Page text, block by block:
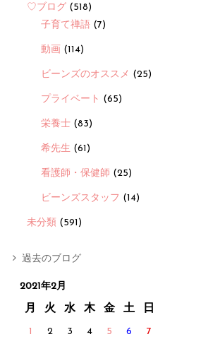
♡ブログ (518)
子育て禅語 (7)
動画 (114)
ビーンズのオススメ (25)
プライベート (65)
栄養士 (83)
希先生 (61)
看護師・保健師 (25)
ビーンズスタッフ (14)
未分類 (591)
過去のブログ
2021年2月
月 火 水 木 金 土 日
1 2 3 4 5 6
7